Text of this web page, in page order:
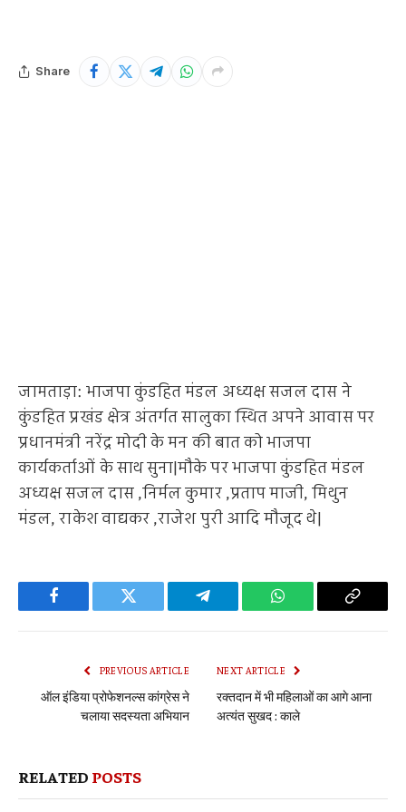
Share
जामताड़ा: भाजपा कुंडहित मंडल अध्यक्ष सजल दास ने
कुंडहित प्रखंड क्षेत्र अंतर्गत सालुका स्थित अपने आवास पर
प्रधानमंत्री नरेंद्र मोदी के मन की बात को भाजपा
कार्यकर्ताओं के साथ सुना|मौके पर भाजपा कुंडहित मंडल
अध्यक्ष सजल दास ,निर्मल कुमार ,प्रताप माजी, मिथुन
मंडल, राकेश वाद्यकर ,राजेश पुरी आदि मौजूद थे|
Facebook Twitter Telegram WhatsApp Copy
PREVIOUS ARTICLE
ऑल इंडिया प्रोफेशनल्स कांग्रेस ने
चलाया सदस्यता अभियान
NEXT ARTICLE
रक्तदान में भी महिलाओं का आगे आना
अत्यंत सुखद : काले
RELATED POSTS